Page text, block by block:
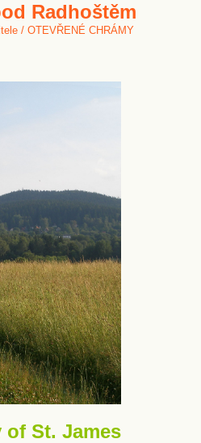
Radhoštěm
/ OTEVŘENÉ CHRÁMY
of St. James